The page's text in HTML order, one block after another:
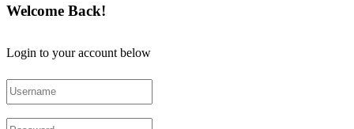
Welcome Back!
Login to your account below